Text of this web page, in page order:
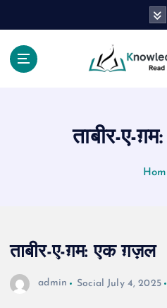
ताबीर-ए-
ताबीर-ए-ग़म: एक ग़ज़ल
admin Social July 4, 2025